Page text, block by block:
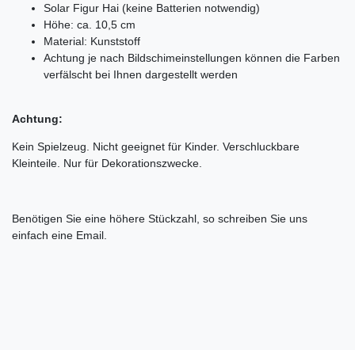
Solar Figur Hai (keine Batterien notwendig)
Höhe: ca. 10,5 cm
Material: Kunststoff
Achtung je nach Bildschimeinstellungen können die Farben
verfälscht bei Ihnen dargestellt werden
Achtung:
Kein Spielzeug. Nicht geeignet für Kinder. Verschluckbare
Kleinteile. Nur für Dekorationszwecke.
Benötigen Sie eine höhere Stückzahl, so schreiben Sie uns
einfach eine Email.